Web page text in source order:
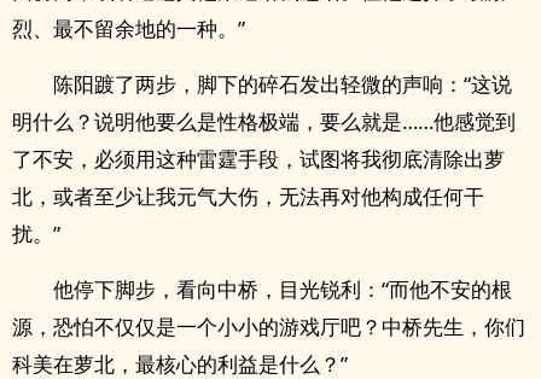
烈、最不留余地的一种。”
陈阳踱了两步，脚下的碎石发出轻微的声响：“这说
明什么？说明他要么是性格极端，要么就是……他感觉到
了不安，必须用这种雷霆手段，试图将我彻底清除出萝
北，或者至少让我元气大伤，无法再对他构成任何干
扰。”
他停下脚步，看向中桥，目光锐利：“而他不安的根
源，恐怕不仅仅是一个小小的游戏厅吧？中桥先生，你们
科美在萝北，最核心的利益是什么？”